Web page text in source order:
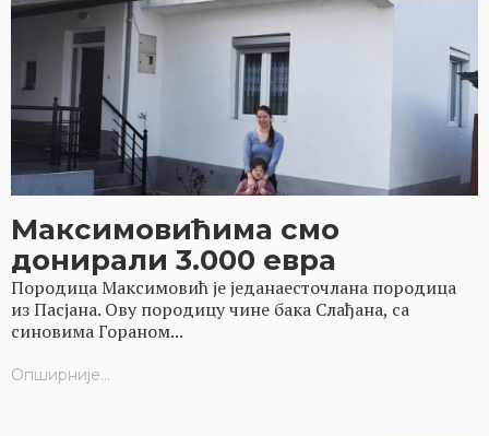
Максимовићима смо
донирали 3.000 евра
Породица Максимовић је једанаесточлана породица
из Пасјана. Ову породицу чине бака Слађана, са
синовима Гораном...
Опширније...